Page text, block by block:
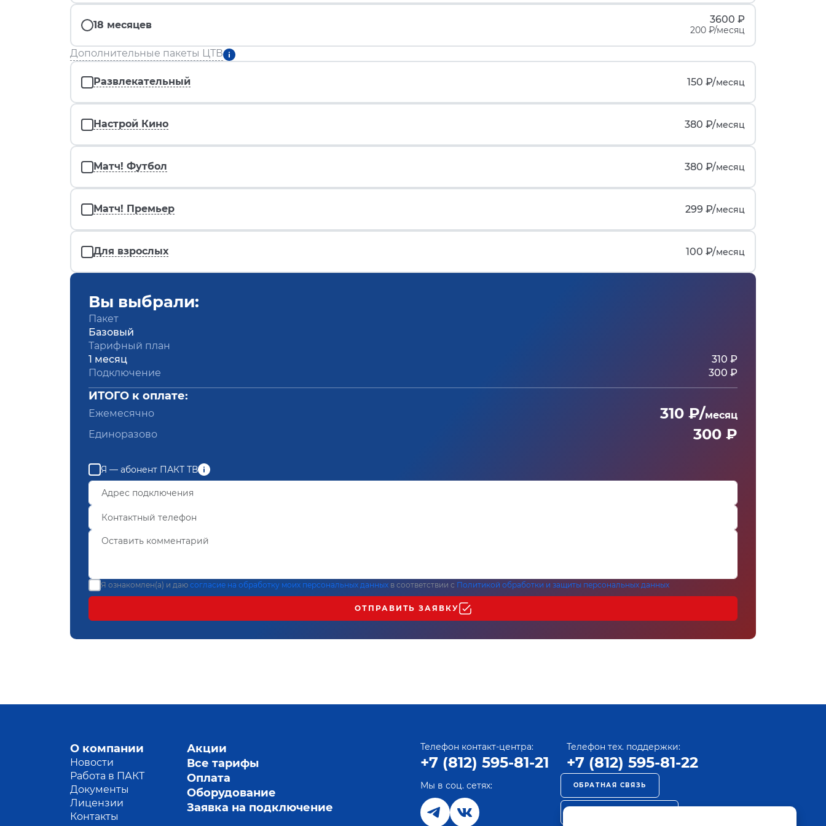
18 месяцев 3600 ₽
200 ₽/месяц
Дополнительные пакеты ЦТВ
Развлекательный 150 ₽/месяц
Настрой Кино 380 ₽/месяц
Матч! Футбол 380 ₽/месяц
Матч! Премьер 299 ₽/месяц
Для взрослых 100 ₽/месяц
Вы выбрали:
Пакет
Базовый
Тарифный план
1 месяц
310 ₽
Подключение
300 ₽
ИТОГО к оплате:
Ежемесячно 310 ₽/месяц
Единоразово
300 ₽
Я — абонент ПАКТ ТВ
Я ознакомлен(а) и даю согласие на обработку моих персональных данных в соответствии с Политикой обработки и защиты персональных данных
ОТПРАВИТЬ ЗАЯВКУ
О компании
Новости
Работа в ПАКТ
Документы
Лицензии
Контакты
Акции
Все тарифы
Оплата
Оборудование
Заявка на подключение
Телефон контакт-центра:
+7 (812) 595-81-21
Телефон тех. поддержки:
+7 (812) 595-81-22
Мы в соц. сетях: ОБРАТНАЯ СВЯЗЬ